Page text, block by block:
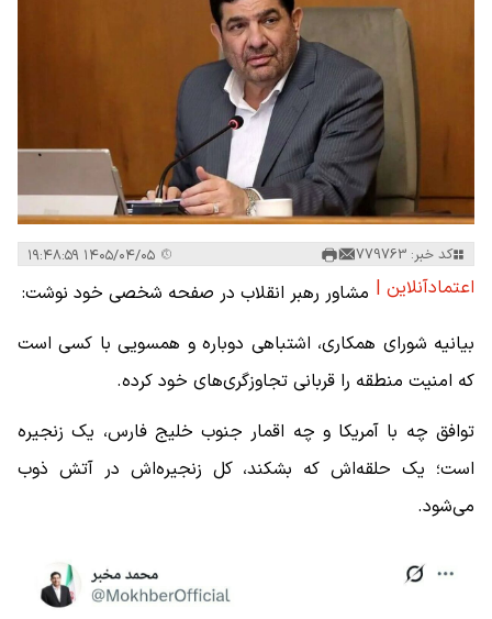
کد خبر: 779763
اعتمادآنلاین | مشاور رهبر انقلاب در صفحه شخصی خود نوشت:
بیانیه شورای همکاری، اشتباهی دوباره و همسویی با کسی است
که امنیت منطقه را قربانی تجاوزگری‌های خود کرده.
توافق چه با آمریکا و چه اقمار جنوب خلیج فارس، یک زنجیره
است؛ یک حلقه‌اش که بشکند، کل زنجیره‌اش در آتش ذوب
می‌شود.